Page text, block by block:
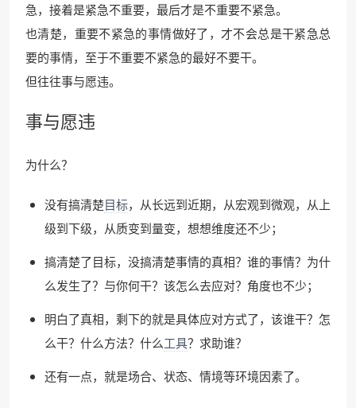
急，接着是紧急不重要，最后才是不重要不紧急。
也清楚，重要不紧急的事情做好了，才不会总是干紧急总
要的事情，至于不重要不紧急的最好不要干。
但往往事与愿违。
事与愿违
为什么？
没有搞清楚目标，从长远到近期，从宏观到微观，从上
级到下级，从质变到量变，想想维度还不少；
搞清楚了目标，没搞清楚事情的真相？谁的事情？为什
么发生了？与你何干？该怎么去应对？角度也不少；
明白了真相，剩下的就是具体应对方式了，该谁干？怎
么干？什么方法？什么工具？求助谁？
还有一点，就是场合、状态、情境等环境因素了。